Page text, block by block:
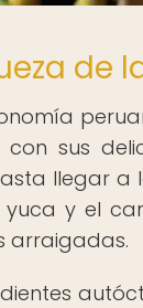
de
sus
llegar a
y el
arraigadas.